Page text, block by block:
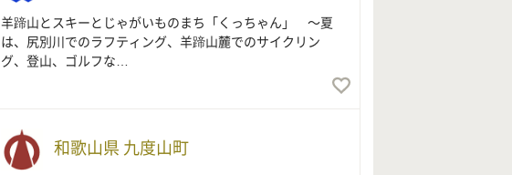
羊蹄山とスキーとじゃがいものまち「くっちゃん」 ～夏
は、尻別川でのラフティング、羊蹄山麓でのサイクリン
グ、登山、ゴルフな…
和歌山県 九度山町